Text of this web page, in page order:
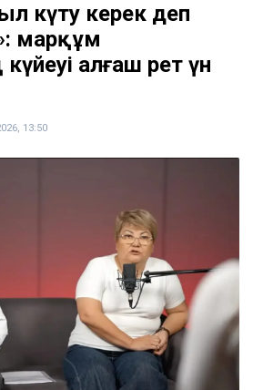
күту керек деп
марқұм
алғаш рет үн
13:50